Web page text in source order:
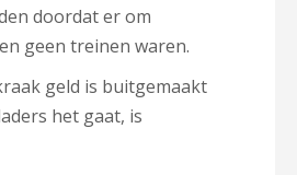
doordat er om
geen treinen waren.
geld is buitgemaakt
het gaat, is